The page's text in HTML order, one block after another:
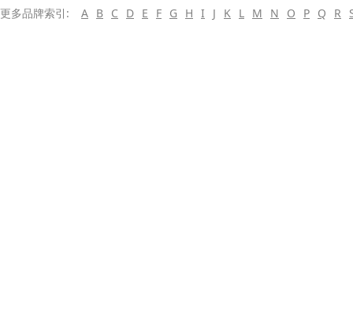
更多品牌索引:
A B C D E F G H I J K L M N O P Q R